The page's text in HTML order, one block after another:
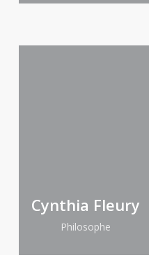
Cynthia Fleury
Philosophe